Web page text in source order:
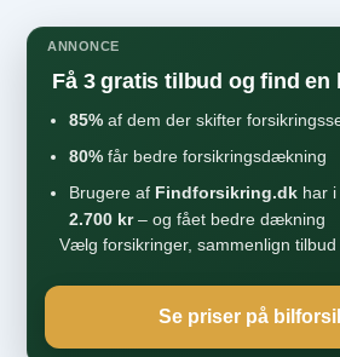
ANNONCE
Få 3 gratis tilbud og find
85% af dem der skifter
80% får bedre forsikringsdækning
Brugere af Findforsikring.dk har
2.700 kr– og fået bedre dækning
Vælg forsikringer, sammenlign
Se priser på